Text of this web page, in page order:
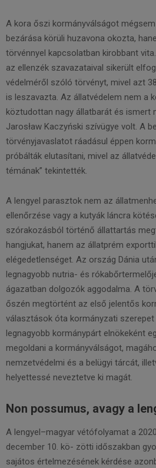
A kora őszi kormányválságot
bezárása körüli huzavona okozta,
törvénnyel kapcsolatban kirobbant
az ellenzék szavazataival sikerült
védelméről szóló törvényt, mivel azt
is leszavazta. Az állatvédelem nem a
köztudottan nagy állatbarát és ismert
Jarosław Kaczyński szívügye volt. A
törvényjavaslatot ráadásul éppen
próbálták elutasítani, mivel az
témának” tekintették.
A lengyel parasztok nem az
ellenőrzése vagy a kutyák láncra
szórakozásból történő állattartás
hangjukat, hanem az állatprém
elégedetlenséget. Az ország Dánia
legnagyobb nutria- és
ágazatban dolgozók aggodalma. A
őszén megtörtént az első jelentős
választások óta kormányzati szerepet
legnagyobb kormánypárt elnökeként
megoldani a kormányválságot,
nemzetvédelmi és a belügyi tárcát,
helyettessé neveztetve ki magát.
Non possumus, avagy a
A lengyel–magyar vétófolyamat a
december 10. kö- zötti időszakban
sajátos értelmezésének kérdése